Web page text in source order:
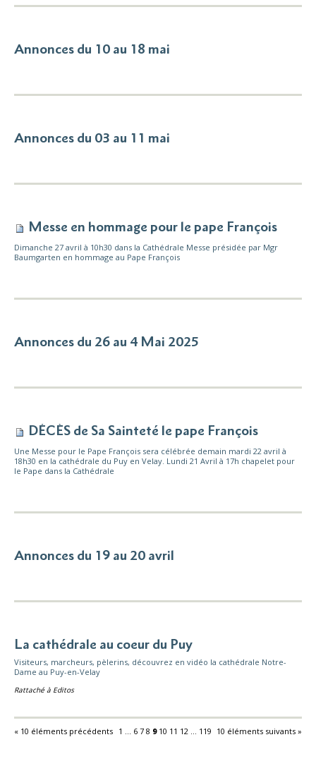
Annonces du 10 au 18 mai
Annonces du 03 au 11 mai
Messe en hommage pour le pape François
Dimanche 27 avril à 10h30 dans la Cathédrale Messe présidée par Mgr
Baumgarten en hommage au Pape François
Annonces du 26 au 4 Mai 2025
DÉCÈS de Sa Sainteté le pape François
Une Messe pour le Pape François sera célébrée demain mardi 22 avril à
18h30 en la cathédrale du Puy en Velay. Lundi 21 Avril à 17h chapelet pour
le Pape dans la Cathédrale
Annonces du 19 au 20 avril
La cathédrale au coeur du Puy
Visiteurs, marcheurs, pèlerins, découvrez en vidéo la cathédrale Notre-
Dame au Puy-en-Velay
Rattaché à Editos
« 10 éléments précédents 10 éléments suivants »
1 ... 6 7 8 9 10 11 12 ... 119